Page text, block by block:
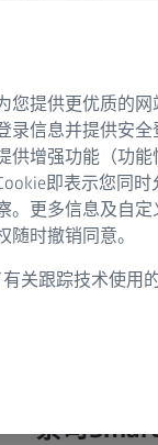
统）是将
合ISO
蔡司
您提供更优质的
录信息并提供安
供增强功能（功
即表示您同
。更多信息及自
随时撤销同意。
关跟踪技术使用